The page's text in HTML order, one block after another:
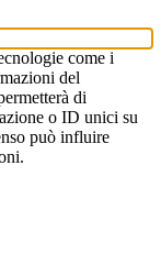
come i
del
di
o ID unici su
può influire